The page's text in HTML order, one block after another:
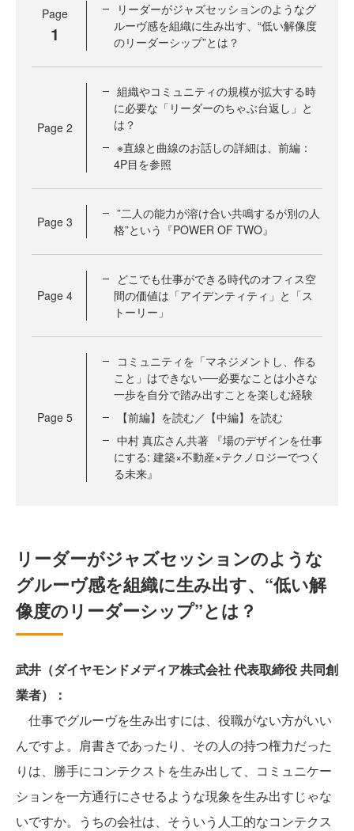
Page
1
リーダーがジャズセッションのようなグ
ルーヴ感を組織に生み出す、“低い解像度
のリーダーシップ”とは？
Page 2
組織やコミュニティの規模が拡大する時
に必要な「リーダーのちゃぶ台返し」と
は？
※直線と曲線のお話しの詳細は、前編：
4P目を参照
Page 3
”二人の能力が溶け合い共鳴するが別の人
格”という『POWER OF TWO』
Page 4
どこでも仕事ができる時代のオフィス空
間の価値は「アイデンティティ」と「ス
トーリー」
Page 5
コミュニティを「マネジメントし、作る
こと」はできない──必要なことは小さな
一歩を自分で踏み出すことを楽しむ経験
【前編】を読む／【中編】を読む
中村 真広さん共著 『場のデザインを仕事
にする: 建築×不動産×テクノロジーでつく
る未来』
リーダーがジャズセッションのような
グルーヴ感を組織に生み出す、“低い解
像度のリーダーシップ”とは？
武井（ダイヤモンドメディア株式会社 代表取締役 共同創
業者）：
仕事でグルーヴを生み出すには、役職がない方がいい
んですよ。肩書きであったり、その人の持つ権力だった
りは、勝手にコンテクストを生み出して、コミュニケー
ションを一方通行にさせるような現象を生み出すじゃな
いですか。うちの会社は、そういう人工的なコンテクス